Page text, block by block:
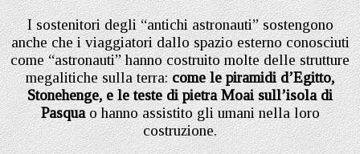
I sostenitori degli “antichi astronauti” sostengono
anche che i viaggiatori dallo spazio esterno conosciuti
come “astronauti” hanno costruito molte delle strutture
megalitiche sulla terra: come le piramidi d’Egitto,
Stonehenge, e le teste di pietra Moai sull’isola di
Pasquao hanno assistito gli umani nella loro
costruzione.